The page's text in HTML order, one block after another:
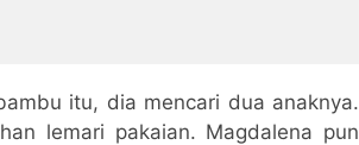
itu, dia mencari dua anaknya.
lemari pakaian. Magdalena pun